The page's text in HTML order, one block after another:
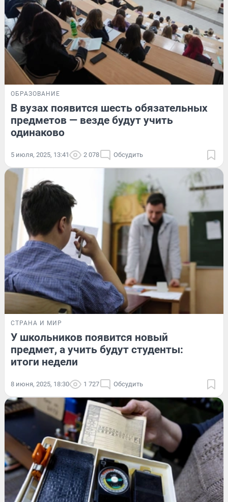
ОБРАЗОВАНИЕ
В вузах появится шесть обязательных
предметов — везде будут учить
одинаково
5 июля, 2025, 13:41 2 078 Обсудить
СТРАНА И МИР
У школьников появится новый
предмет, а учить будут студенты:
итоги недели
8 июня, 2025, 18:30 1 727 Обсудить